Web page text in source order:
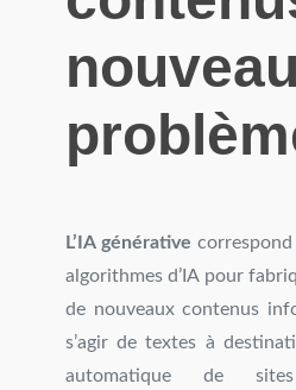
L’IA générative
algorithmes d’IA pour
de nouveaux contenus
s’agir de textes à
automatique de